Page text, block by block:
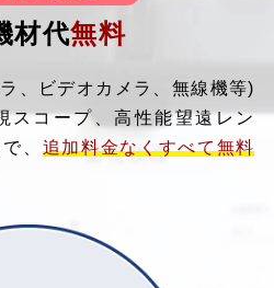
材代無料
、ビデオカメラ、無線機等)
スコープ、高性能望遠レン
、 追加料金なくすべて無料